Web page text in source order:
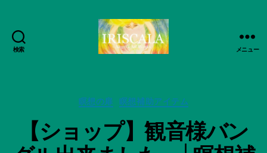
検索
日
動
メニュー
カ
瞑想の扉 瞑想補助アイテム
【ショップ】観音様バン
成
:
船